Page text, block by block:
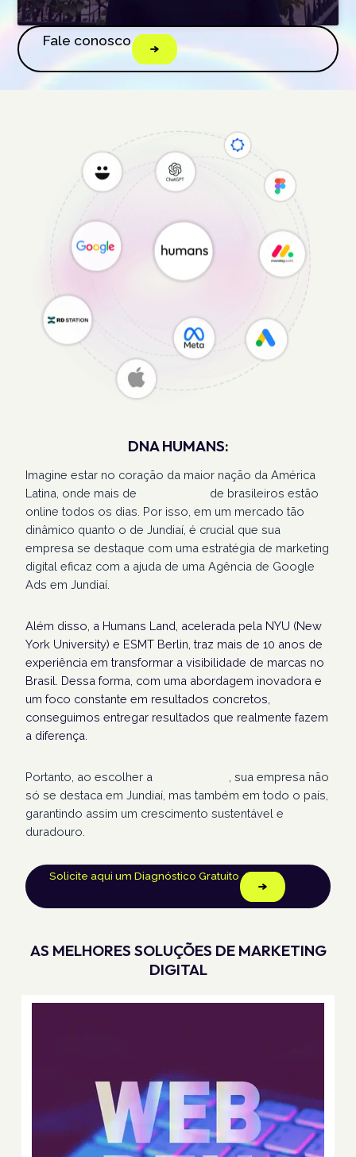
Fale conosco
DNA HUMANS:
Imagine estar no coração da maior nação da América
Latina, onde mais de
de brasileiros estão
online todos os dias. Por isso, em um mercado tão
dinâmico quanto o de Jundiaí, é crucial que sua
empresa se destaque com uma estratégia de marketing
digital eficaz com a ajuda de uma Agência de Google
Ads em Jundiaí.
Além disso, a Humans Land, acelerada pela NYU (New
York University) e ESMT Berlin, traz mais de 10 anos de
experiência em transformar a visibilidade de marcas no
Brasil. Dessa forma, com uma abordagem inovadora e
um foco constante em resultados concretos,
conseguimos entregar resultados que realmente fazem
a diferença.
Portanto, ao escolher a
, sua empresa não
só se destaca em Jundiaí, mas também em todo o país,
garantindo assim um crescimento sustentável e
duradouro.
Solicite aqui um Diagnóstico Gratuito
AS MELHORES SOLUÇÕES DE MARKETING
DIGITAL